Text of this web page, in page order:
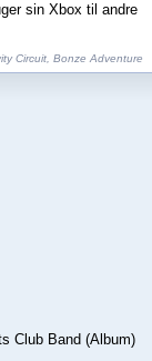
sin Xbox til andre
Circuit Bonze Adventure
Club Band (Album)